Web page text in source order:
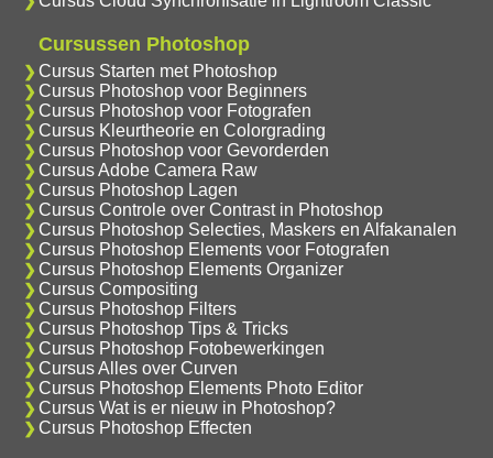
Cursussen Photoshop
Cursus Starten met Photoshop
Cursus Photoshop voor Beginners
Cursus Photoshop voor Fotografen
Cursus Kleurtheorie en Colorgrading
Cursus Photoshop voor Gevorderden
Cursus Adobe Camera Raw
Cursus Photoshop Lagen
Cursus Controle over Contrast in Photoshop
Cursus Photoshop Selecties, Maskers en Alfakanalen
Cursus Photoshop Elements voor Fotografen
Cursus Photoshop Elements Organizer
Cursus Compositing
Cursus Photoshop Filters
Cursus Photoshop Tips & Tricks
Cursus Photoshop Fotobewerkingen
Cursus Alles over Curven
Cursus Photoshop Elements Photo Editor
Cursus Wat is er nieuw in Photoshop?
Cursus Photoshop Effecten